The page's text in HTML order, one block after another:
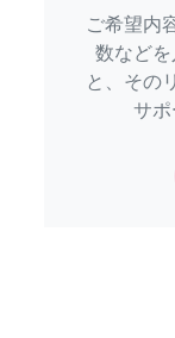
ご希望内
数など
と、その
サポ